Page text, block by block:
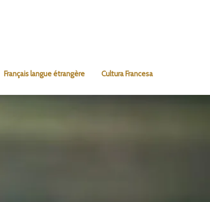
Français langue étrangère Cultura Francesa